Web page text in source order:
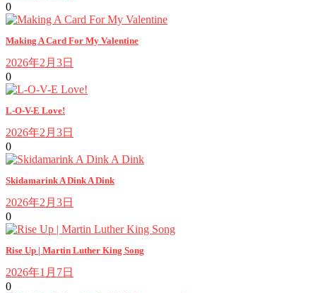
0
Making A Card For My Valentine
2026年2月3日
0
L-O-V-E Love!
2026年2月3日
0
Skidamarink A Dink A Dink
2026年2月3日
0
Rise Up | Martin Luther King Song
2026年1月7日
0